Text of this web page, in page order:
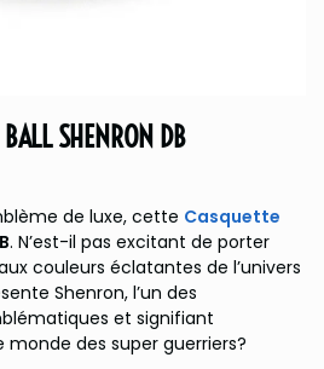
SHENRON DB
de luxe, cette Casquette
. N’est-il pas excitant de porter
couleurs éclatantes de l’univers
Shenron, l’un des
et signifiant
des super guerriers?